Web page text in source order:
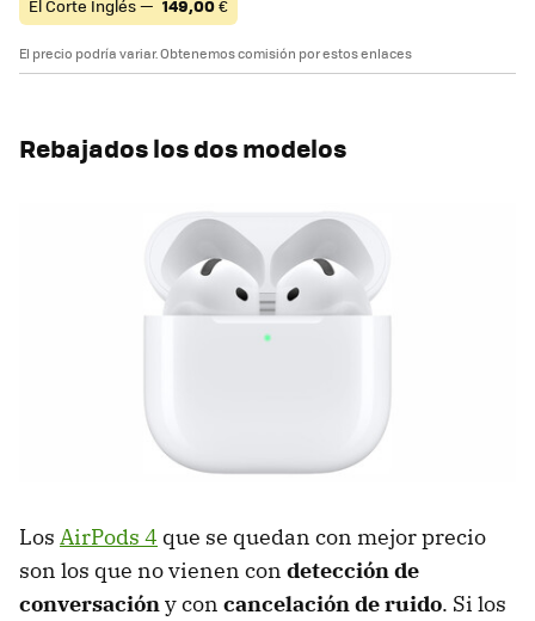
El Corte Inglés — 149,00€
El precio podría variar. Obtenemos comisión por estos enlaces
Rebajados los dos modelos
Los AirPods 4 que se quedan con mejor precio
son los que no vienen con detección de
conversacióny con cancelación de ruido. Si los